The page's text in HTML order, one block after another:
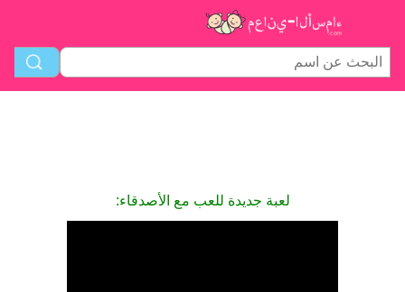
لعبة جديدة للعب مع الأصدقاء: